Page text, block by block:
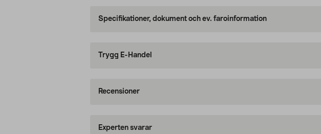
Specifikationer, dokument och ev. faroinformation
Trygg E-Handel
Recensioner
Experten svarar